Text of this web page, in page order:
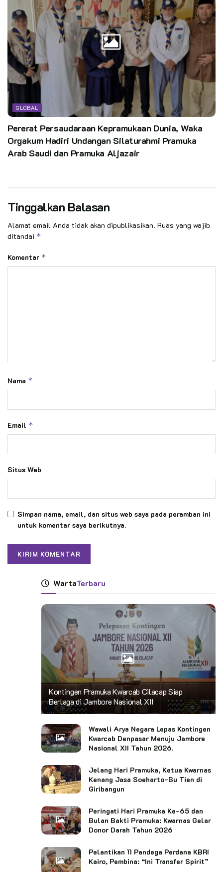
GLOBAL
Pererat Persaudaraan Kepramukaan Dunia, Waka
Orgakum Hadiri Undangan Silaturahmi Pramuka
Arab Saudi dan Pramuka Aljazair
Tinggalkan Balasan
Alamat email Anda tidak akan dipublikasikan. Ruas yang wajib
ditandai *
Komentar *
Nama *
Email *
Situs Web
Simpan nama, email, dan situs web saya pada peramban ini
untuk komentar saya berikutnya.
WartaTerbaru
Kontingen Pramuka Kwarcab Cilacap Siap
Berlaga di Jambore Nasional XII
Wawali Arya Negara Lepas Kontingen
Kwarcab Denpasar Menuju Jambore
Nasional XII Tahun 2026.
Jelang Hari Pramuka, Ketua Kwarnas
Kenang Jasa Soeharto-Bu Tien di
Giribangun
Peringati Hari Pramuka Ke-65 dan
Bulan Bakti Pramuka: Kwarnas Gelar
Donor Darah Tahun 2026
Pelantikan 11 Pandega Perdana KBRI
Kairo, Pembina: “Ini Transfer Spirit”